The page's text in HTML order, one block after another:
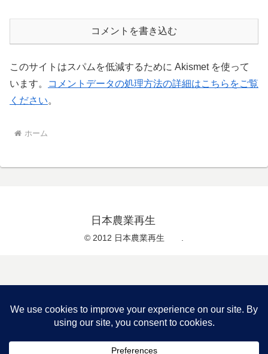
コメントを書き込む
このサイトはスパムを低減するために Akismet を使って
います。
コメントデータの処理方法の詳細はこちらをご覧
ください。
ホーム
日本農業再生
© 2012 日本農業再生 .